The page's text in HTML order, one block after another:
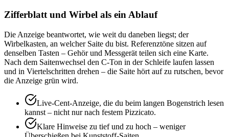
Zifferblatt und Wirbel als ein Ablauf
Die Anzeige beantwortet, wie weit du daneben liegst; der
Wirbelkasten, an welcher Saite du bist. Referenztöne sitzen auf
denselben Tasten – Gehör und Messgerät teilen sich eine Karte.
Nach dem Saitenwechsel den C-Ton in der Schleife laufen lassen
und in Viertelschritten drehen – die Saite hört auf zu rutschen, bevor
die Anzeige grün wird.
Live-Cent-Anzeige, die du beim langen Bogenstrich lesen
kannst – nicht nur nach festem Pizzicato.
Klare Hinweise zu tief und zu hoch – weniger